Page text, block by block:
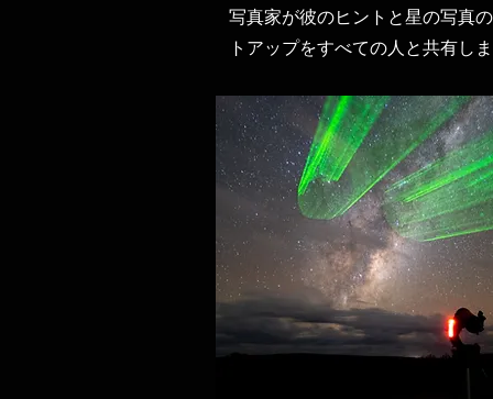
写真家が彼のヒントと星の写真
トアップをすべての人と共有し